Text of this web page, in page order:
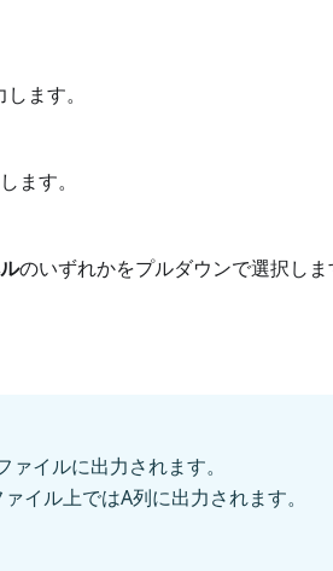
ます。
ます。
のいずれかをプルダウンで選択し
イルに出力されます。
イル上ではA列に出力されます。